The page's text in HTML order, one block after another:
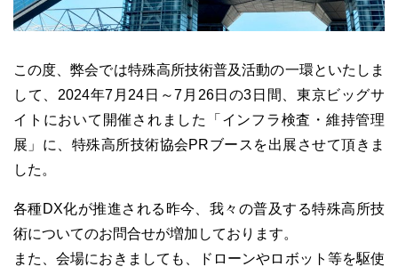
この度、弊会では特殊高所技術普及活動の一環といたしま
して、2024年7月24日～7月26日の3日間、東京ビッグサ
イトにおいて開催されました「インフラ検査・維持管理
展」に、特殊高所技術協会PRブースを出展させて頂きま
した。
各種DX化が推進される昨今、我々の普及する特殊高所技
術についてのお問合せが増加しております。
また、会場におきましても、ドローンやロボット等を駆使